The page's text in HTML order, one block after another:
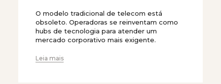
O modelo tradicional de telecom está
obsoleto. Operadoras se reinventam como
hubs de tecnologia para atender um
mercado corporativo mais exigente.
Leia mais